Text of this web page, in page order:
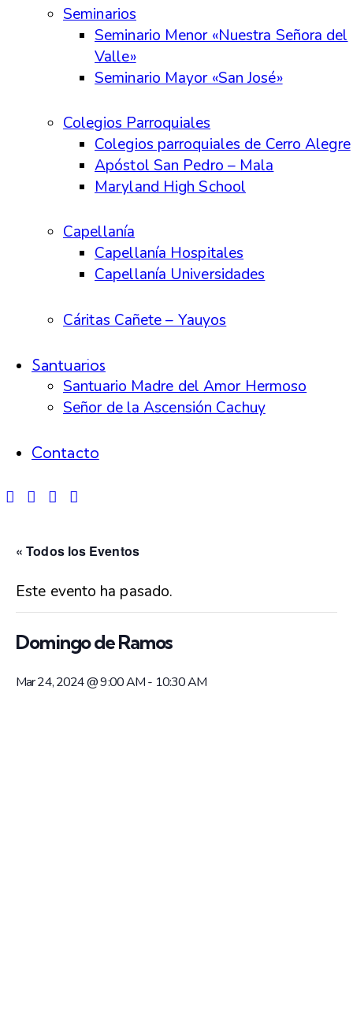
Seminarios
Seminario Menor «Nuestra Señora del
Valle»
Seminario Mayor «San José»
Colegios Parroquiales
Colegios parroquiales de Cerro Alegre
Apóstol San Pedro – Mala
Maryland High School
Capellanía
Capellanía Hospitales
Capellanía Universidades
Cáritas Cañete – Yauyos
Santuarios
Santuario Madre del Amor Hermoso
Señor de la Ascensión Cachuy
Contacto
« Todos los Eventos
Este evento ha pasado.
Domingo de Ramos
Mar 24, 2024 @ 9:00 AM- 10:30 AM